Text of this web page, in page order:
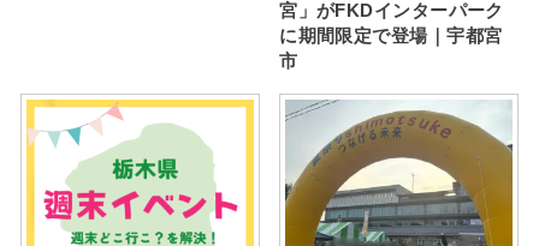
宮」がFKDインターパーク
に期間限定で登場｜宇都宮
市